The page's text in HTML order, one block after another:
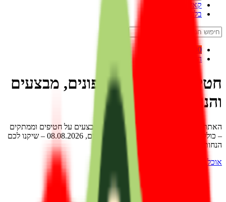
קאשבק
בלוג
0.00 ₪
התחברות
חטיפים וממתקים קופונים, מבצעים
והנחות אוגוסט 2026
האתרים והחנויות שמציעים הנחות שוות ומבצעים על חטיפים וממתקים
– כולל קופונים וקודי קופון עדכניים נכון להיום, 08.08.2026 – שיקנו לכם
הנחות משמעותיות וחיסכון גדול.
אוכל, משלוחים ומסעדות